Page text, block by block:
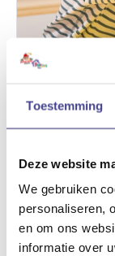
Toestemming
Deze website
We gebruiken
personaliseren,
en om ons
informatie over
Stage